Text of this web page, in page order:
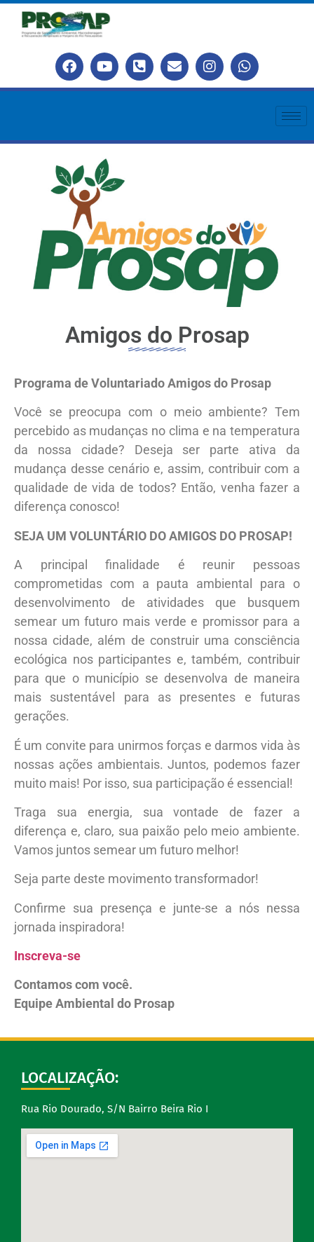
Amigos do Prosap
Programa de Voluntariado Amigos do Prosap
Você se preocupa com o meio ambiente? Tem
percebido as mudanças no clima e na temperatura
da nossa cidade? Deseja ser parte ativa da
mudança desse cenário e, assim, contribuir com a
qualidade de vida de todos? Então, venha fazer a
diferença conosco!
SEJA UM VOLUNTÁRIO DO AMIGOS DO PROSAP!
A principal finalidade é reunir pessoas
comprometidas com a pauta ambiental para o
desenvolvimento de atividades que busquem
semear um futuro mais verde e promissor para a
nossa cidade, além de construir uma consciência
ecológica nos participantes e, também, contribuir
para que o município se desenvolva de maneira
mais sustentável para as presentes e futuras
gerações.
É um convite para unirmos forças e darmos vida às
nossas ações ambientais. Juntos, podemos fazer
muito mais! Por isso, sua participação é essencial!
Traga sua energia, sua vontade de fazer a
diferença e, claro, sua paixão pelo meio ambiente.
Vamos juntos semear um futuro melhor!
Seja parte deste movimento transformador!
Confirme sua presença e junte-se a nós nessa
jornada inspiradora!
Inscreva-se
Contamos com você.
Equipe Ambiental do Prosap
LOCALIZAÇÃO:
Rua Rio Dourado, S/N Bairro Beira Rio I